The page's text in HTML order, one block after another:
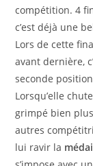
compétition. 4
c’est déjà une
Lors de cette
avant dernière,
seconde
Lorsqu’elle
grimpé bien
autres
lui ravir la